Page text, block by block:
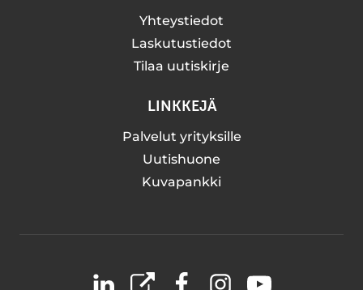
Yhteystiedot
Laskutustiedot
Tilaa uutiskirje
LINKKEJÄ
Palvelut yrityksille
Uutishuone
Kuvapankki
LinkedIn
X FacebookInstagramYouTube